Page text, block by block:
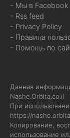
- Мы в Facebook
- Rss feed
- Privacy Policy
- Правила
- Помощь по
Данная
Nashe.Orbita.co.il
При
https://
Копирование,
использование